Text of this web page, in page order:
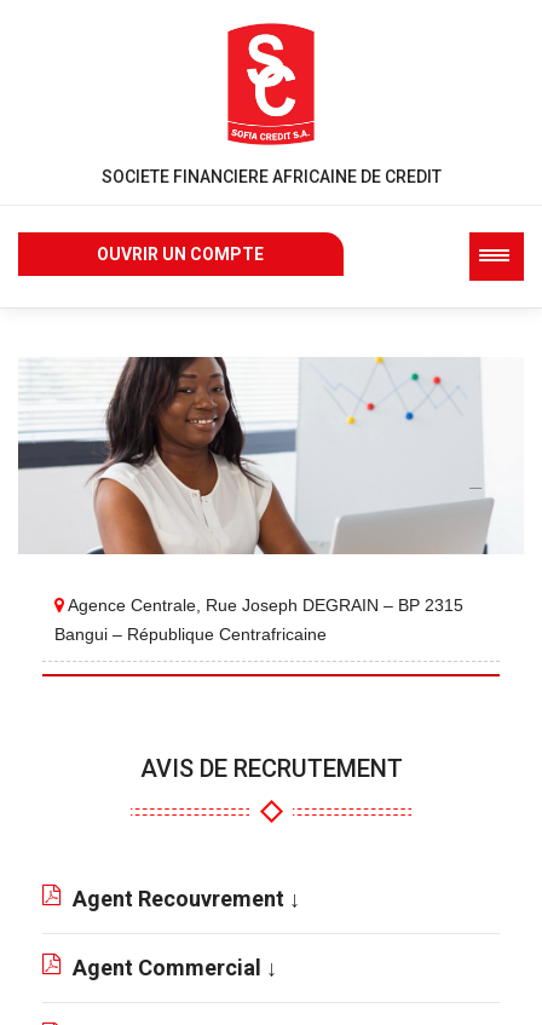
SOCIETE FINANCIERE AFRICAINE DE CREDIT
OUVRIR UN COMPTE
Agence Centrale, Rue Joseph DEGRAIN – BP 2315
Bangui – République Centrafricaine
AVIS DE RECRUTEMENT
Agent Recouvrement ↓
Agent Commercial ↓